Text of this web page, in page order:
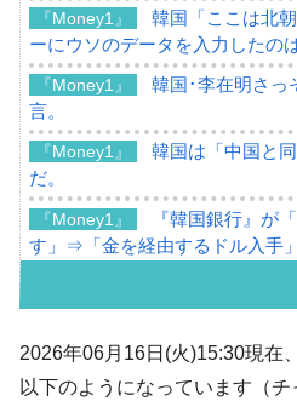
『Money1』
韓国「ここは北
ーにウソのデータを入力したの
『Money1』
韓国･李在明さっ
言。
『Money1』
韓国は「中国と
だ。
『Money1』
『韓国銀行』が
す」⇒「金を経由するドル入手
ル」まで拡大 ⇒ 海外資金の動
『Money1』
韓国･帰ってきた
い「50.5％」に上昇
2026年06月16日(火)15:30現在
以下のようになっています（チ